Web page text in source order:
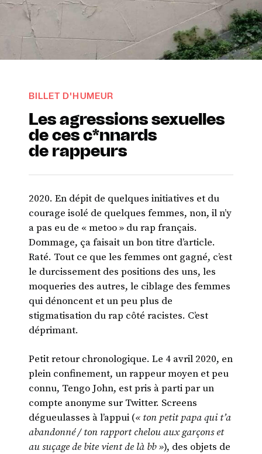
BILLET D'HUMEUR
Les agressions sexuelles
de ces c*nnards
de rappeurs
2020. En dépit de quelques initiatives et du
courage isolé de quelques femmes, non, il n’y
a pas eu de « metoo » du rap français.
Dommage, ça faisait un bon titre d’article.
Raté. Tout ce que les femmes ont gagné, c’est
le durcissement des positions des uns, les
moqueries des autres, le ciblage des femmes
qui dénoncent et un peu plus de
stigmatisation du rap côté racistes. C’est
déprimant.
Petit retour chronologique. Le 4 avril 2020, en
plein confinement, un rappeur moyen et peu
connu, Tengo John, est pris à parti par un
compte anonyme sur Twitter. Screens
dégueulasses à l’appui (« ton petit papa qui t’a
abandonné / ton rapport chelou aux garçons et
au suçage de bite vient de là bb »), des objets de